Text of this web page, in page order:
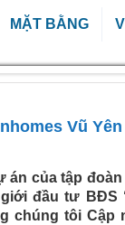
MẶT BẰNG
Vũ
án của tập
đầu tư BĐS
chúng tôi Cập